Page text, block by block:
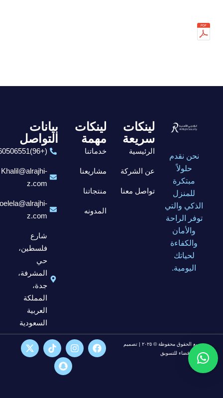
نحن نقدم
حلولاً
مبتكرة
للمنزل
الذكي والتي
توفر الراحة
والأمان
والكفاءة
لحياتك
اليومية.
لينكات
سريعة
الرئيسية
عن الشركة
تواصل معنا
لينكات
مهمة
خدماتنا
مشاريعنا
منتجاتنا
المدونه
بيانات
التواصل
(+96)6560506551
Khalil@alrajhi-
z.com
z.com
شارع
فلسطين،
حي
المشرفة،
جدة،
المملكة
العربية
السعودية
جميع الحقوق محفوظة © ٢٠٢٥ | تصميم
شركة فضاء للتسويق